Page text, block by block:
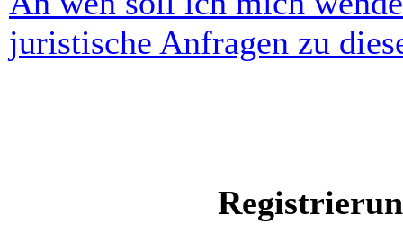
juristische Anfragen zu